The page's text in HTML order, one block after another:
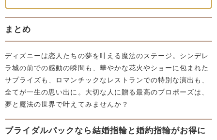
まとめ
ディズニーは恋人たちの夢を叶える魔法のステージ。シンデレ
ラ城の前での感動の瞬間も、華やかな花火やショーに包まれた
サプライズも、ロマンチックなレストランでの特別な演出も、
全てが一生の思い出に。大切な人に贈る最高のプロポーズは、
夢と魔法の世界で叶えてみませんか？
ブライダルパックなら結婚指輪と婚約指輪がお得に